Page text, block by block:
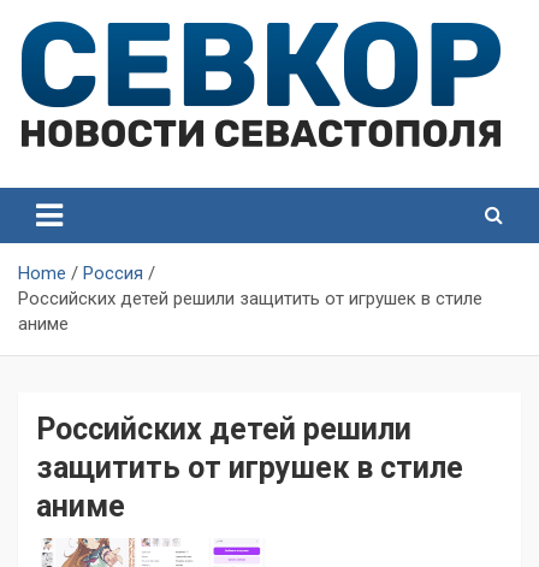
content
Севастополя
Севастополя
Home
Россия
Российских детей решили защитить от игрушек в стиле
аниме
Российских детей решили
защитить от игрушек в стиле
аниме